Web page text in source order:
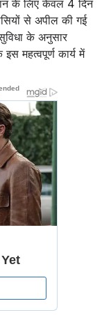
के लिए केवल 4 दिन
से अपील की गई
के अनुसार
महत्वपूर्ण कार्य में